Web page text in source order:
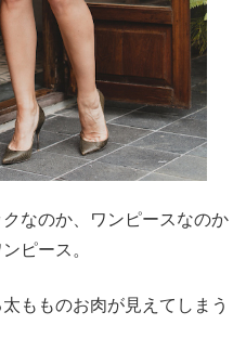
なのか、ワンピースなのか
ピース。
もものお肉が見えてしまう